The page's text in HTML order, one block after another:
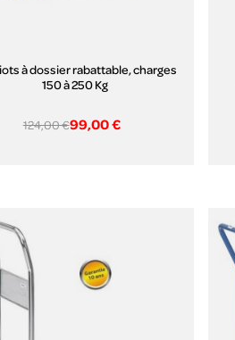
à dossier rabattable, charges
150 à 250 Kg
124,00 €99,00 €